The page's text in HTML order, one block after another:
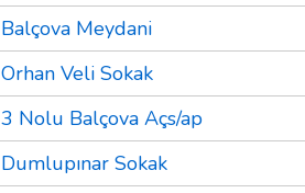
Balçova Meydani
Orhan Veli Sokak
3 Nolu Balçova Açs/ap
Dumlupınar Sokak